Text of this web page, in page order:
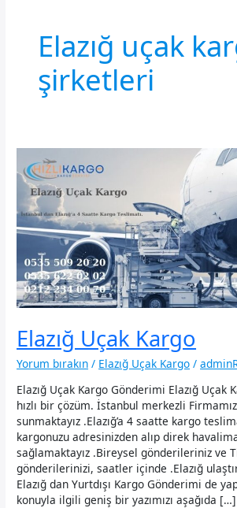
Elazığ uçak
şirketleri
Elazığ Uçak Kargo
Yorum bırakın / Elazığ Uçak Kargo /
Elazığ Uçak Kargo Gönderimi Elazığ Uçak
hızlı bir çözüm. İstanbul merkezli
sunmaktayız .Elazığ’a 4 saatte kargo
kargonuzu adresinizden alıp direk
sağlamaktayız .Bireysel gönderileriniz ve
gönderilerinizi, saatler içinde .Elazığ
Elazığ dan Yurtdışı Kargo Gönderimi de
konuyla ilgili geniş bir yazımızı aşağıda […]